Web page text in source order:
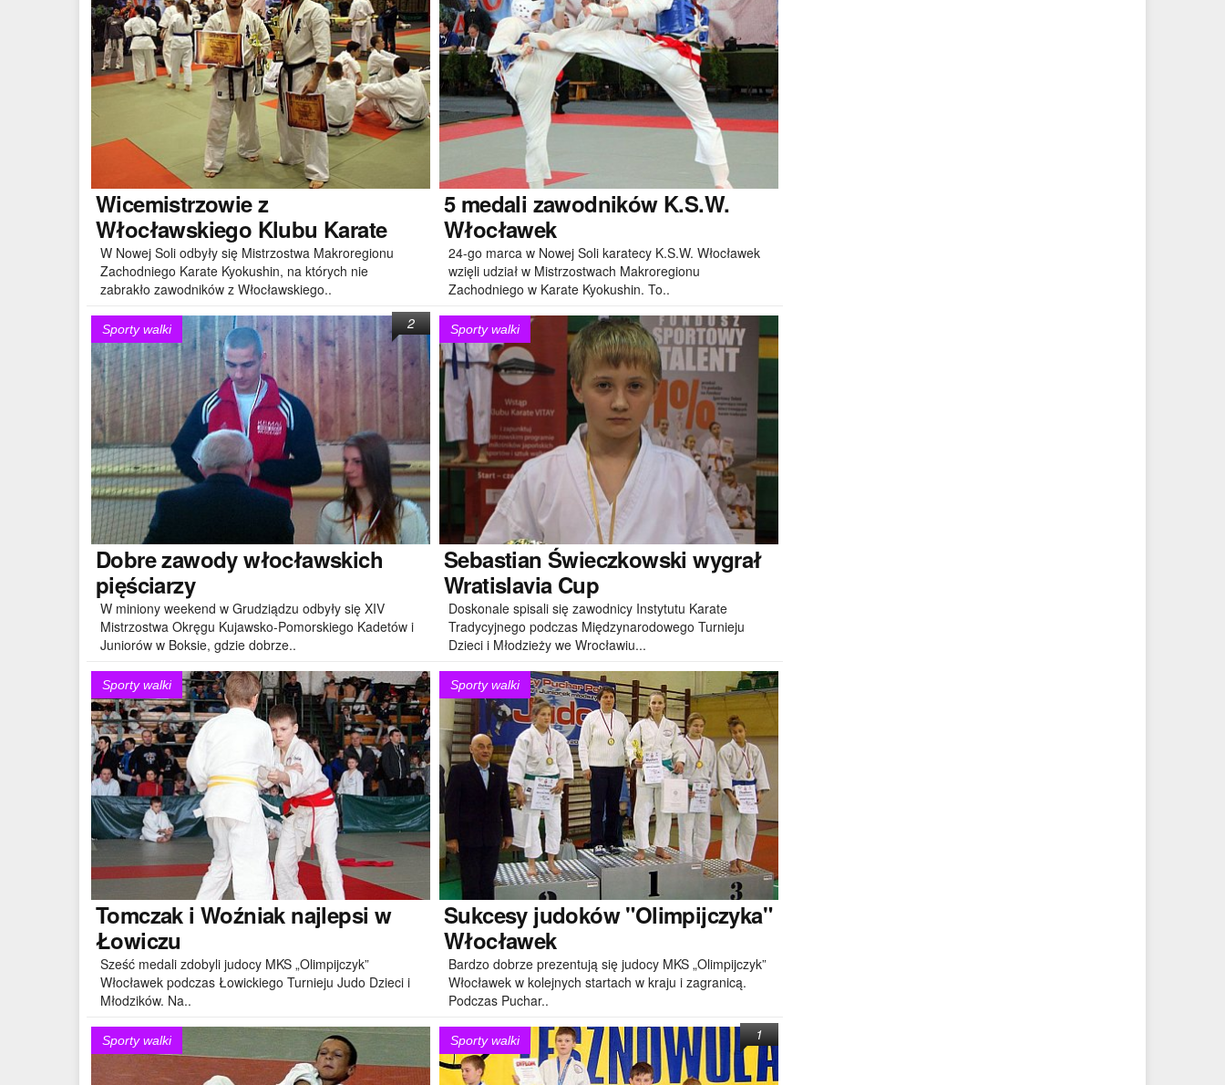
Wicemistrzowiez
Włocławskiego Klubu Karate
W Nowej Soli odbyły się Mistrzostwa Makroregionu
Zachodniego Karate Kyokushin, na których nie
zabrakło zawodników z Włocławskiego..
5medali zawodników K.S.W.
Włocławek
24-go marca w Nowej Soli karatecy K.S.W. Włocławek
wzięli udział w Mistrzostwach Makroregionu
Zachodniego w Karate Kyokushin. To..
Sporty walki
Dobrezawody włocławskich
pięściarzy
W miniony weekend w Grudziądzu odbyły się XIV
Mistrzostwa Okręgu Kujawsko-Pomorskiego Kadetów i
Juniorów w Boksie, gdzie dobrze..
2 Sporty walki
Sebastian Świeczkowski wygrał
Wratislavia Cup
Doskonale spisali się zawodnicy Instytutu Karate
Tradycyjnego podczas Międzynarodowego Turnieju
Dzieci i Młodzieży we Wrocławiu...
Sporty walki
Tomczaki Woźniak najlepsi w
Łowiczu
Sześć medali zdobyli judocy MKS „Olimpijczyk”
Włocławek podczas Łowickiego Turnieju Judo Dzieci i
Młodzików. Na..
Sporty walki
Sukcesyjudoków "Olimpijczyka"
Włocławek
Bardzo dobrze prezentują się judocy MKS „Olimpijczyk”
Włocławek w kolejnych startach w kraju i zagranicą.
Podczas Puchar..
Sporty walki Sporty walki 1